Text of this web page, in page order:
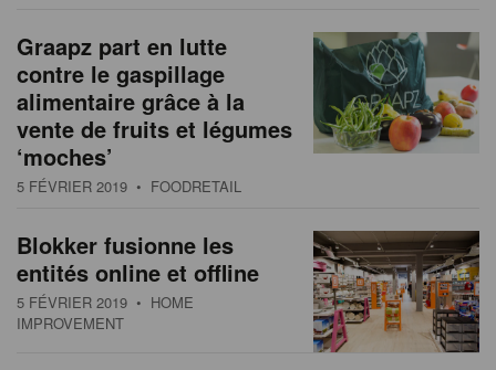
Graapz part en lutte
contre le gaspillage
alimentaire grâce à la
vente de fruits et légumes
‘moches’
5 FÉVRIER 2019 • FOODRETAIL
Blokker fusionne les
entités online et offline
5 FÉVRIER 2019 • HOME
IMPROVEMENT